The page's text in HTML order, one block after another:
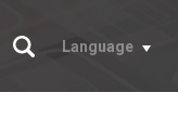
Suche
Language